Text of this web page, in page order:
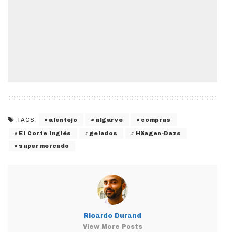
TAGS: alentejo algarve compras
El Corte Inglés gelados Häagen-Dazs
supermercado
Ricardo Durand
View More Posts